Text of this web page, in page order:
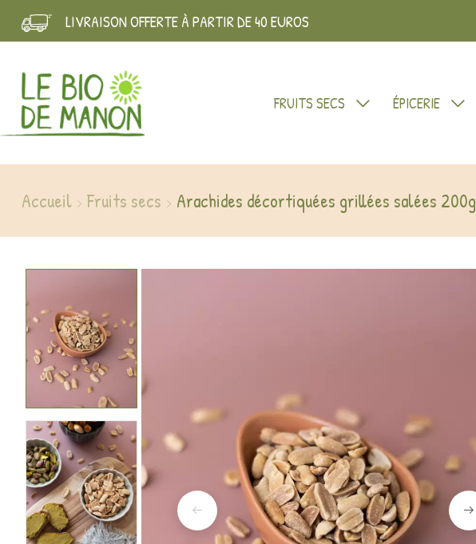
LIVRAISON OFFERTE À PARTIR DE 40 EUROS
FRUITS SECS ÉPICERIE
Accueil Fruits secs Arachides décortiquées grillées salées 200g